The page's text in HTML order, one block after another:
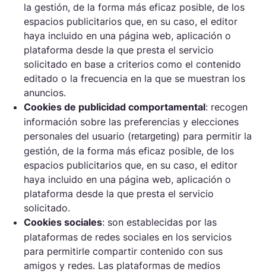
la gestión, de la forma más eficaz posible, de los
espacios publicitarios que, en su caso, el editor
haya incluido en una página web, aplicación o
plataforma desde la que presta el servicio
solicitado en base a criterios como el contenido
editado o la frecuencia en la que se muestran los
anuncios.
Cookies de publicidad comportamental: recogen
información sobre las preferencias y elecciones
personales del usuario (retargeting) para permitir la
gestión, de la forma más eficaz posible, de los
espacios publicitarios que, en su caso, el editor
haya incluido en una página web, aplicación o
plataforma desde la que presta el servicio
solicitado.
Cookies sociales: son establecidas por las
plataformas de redes sociales en los servicios
para permitirle compartir contenido con sus
amigos y redes. Las plataformas de medios